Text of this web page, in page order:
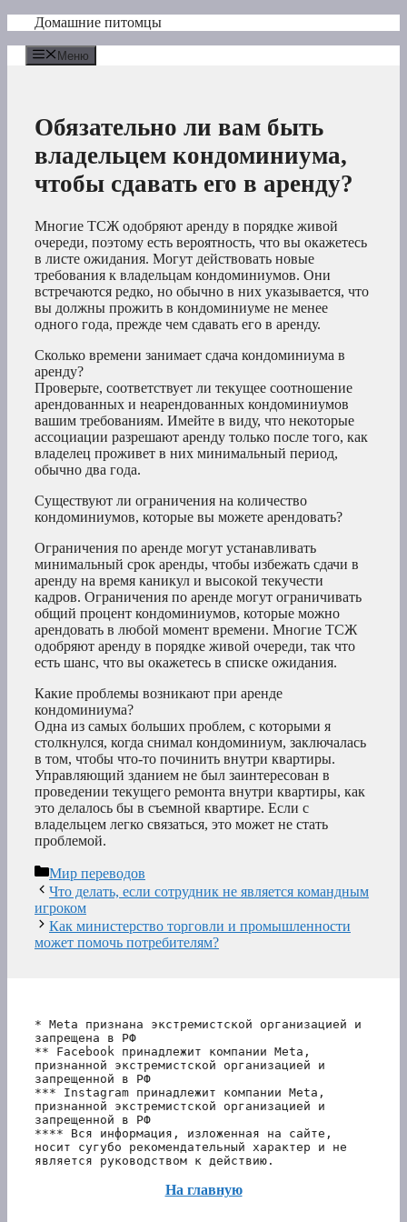
Перейти
содержимому
Домашние питомцы
Меню
Обязательно ли вам быть
владельцем кондоминиума,
чтобы сдавать его в аренду?
Многие ТСЖ одобряют аренду в порядке живой
очереди, поэтому есть вероятность, что вы окажетесь
в листе ожидания. Могут действовать новые
требования к владельцам кондоминиумов. Они
встречаются редко, но обычно в них указывается, что
вы должны прожить в кондоминиуме не менее
одного года, прежде чем сдавать его в аренду.
Сколько времени занимает сдача кондоминиума в
аренду?
Проверьте, соответствует ли текущее соотношение
арендованных и неарендованных кондоминиумов
вашим требованиям. Имейте в виду, что некоторые
ассоциации разрешают аренду только после того, как
владелец проживет в них минимальный период,
обычно два года.
Существуют ли ограничения на количество
кондоминиумов, которые вы можете арендовать?
Ограничения по аренде могут устанавливать
минимальный срок аренды, чтобы избежать сдачи в
аренду на время каникул и высокой текучести
кадров. Ограничения по аренде могут ограничивать
общий процент кондоминиумов, которые можно
арендовать в любой момент времени. Многие ТСЖ
одобряют аренду в порядке живой очереди, так что
есть шанс, что вы окажетесь в списке ожидания.
Какие проблемы возникают при аренде
кондоминиума?
Одна из самых больших проблем, с которыми я
столкнулся, когда снимал кондоминиум, заключалась
в том, чтобы что-то починить внутри квартиры.
Управляющий зданием не был заинтересован в
проведении текущего ремонта внутри квартиры, как
это делалось бы в съемной квартире. Если с
владельцем легко связаться, это может не стать
проблемой.
Рубрики
Мир переводов
Что делать, если сотрудник не является командным
игроком
Как министерство торговли и промышленности
может помочь потребителям?
* Meta признана экстремистской организацией и
запрещена в РФ
** Facebook принадлежит компании Meta,
признанной экстремистской организацией и
запрещенной в РФ
*** Instagram принадлежит компании Meta,
признанной экстремистской организацией и
запрещенной в РФ
**** Вся информация, изложенная на сайте,
носит сугубо рекомендательный характер и не
является руководством к действию.
На главную